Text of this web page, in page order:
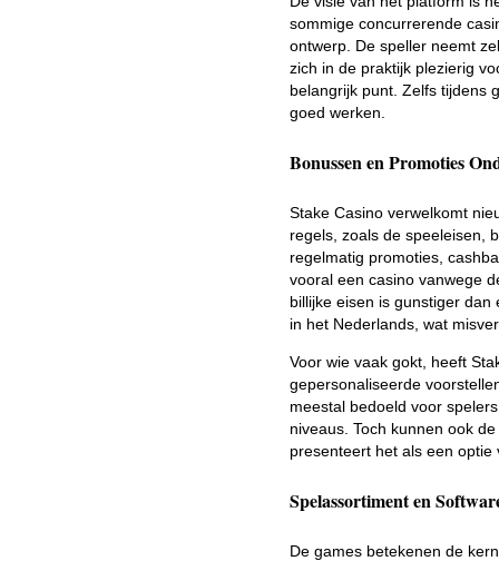
sommige concurrerende
ontwerp. De speller neemt
zich in de praktijk plezierig
belangrijk punt. Zelfs tijdens
goed werken.
Bonussen en Promoties
Stake Casino verwelkomt
regels, zoals de speeleisen,
regelmatig promoties,
vooral een casino vanwege
billijke eisen is gunstiger
in het Nederlands, wat
Voor wie vaak gokt, heeft
gepersonaliseerde
meestal bedoeld voor
niveaus. Toch kunnen ook
presenteert het als een
Spelassortiment en
De games betekenen de